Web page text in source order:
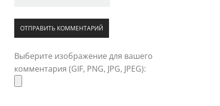
Выберите изображение для вашего
комментария (GIF, PNG, JPG, JPEG):